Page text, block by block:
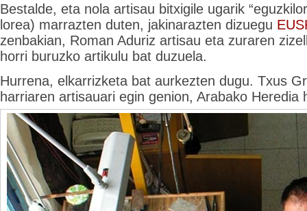
Bestalde, eta nola artisau bitxigile ugarik
lorea) marrazten duten, jakinarazten dizuegu
zenbakian, Roman Aduriz artisau eta zuraren
horri buruzko artikulu bat duzuela.
Hurrena, elkarrizketa bat aurkezten dugu. Txus
harriaren artisauari egin genion, Arabako Heredia